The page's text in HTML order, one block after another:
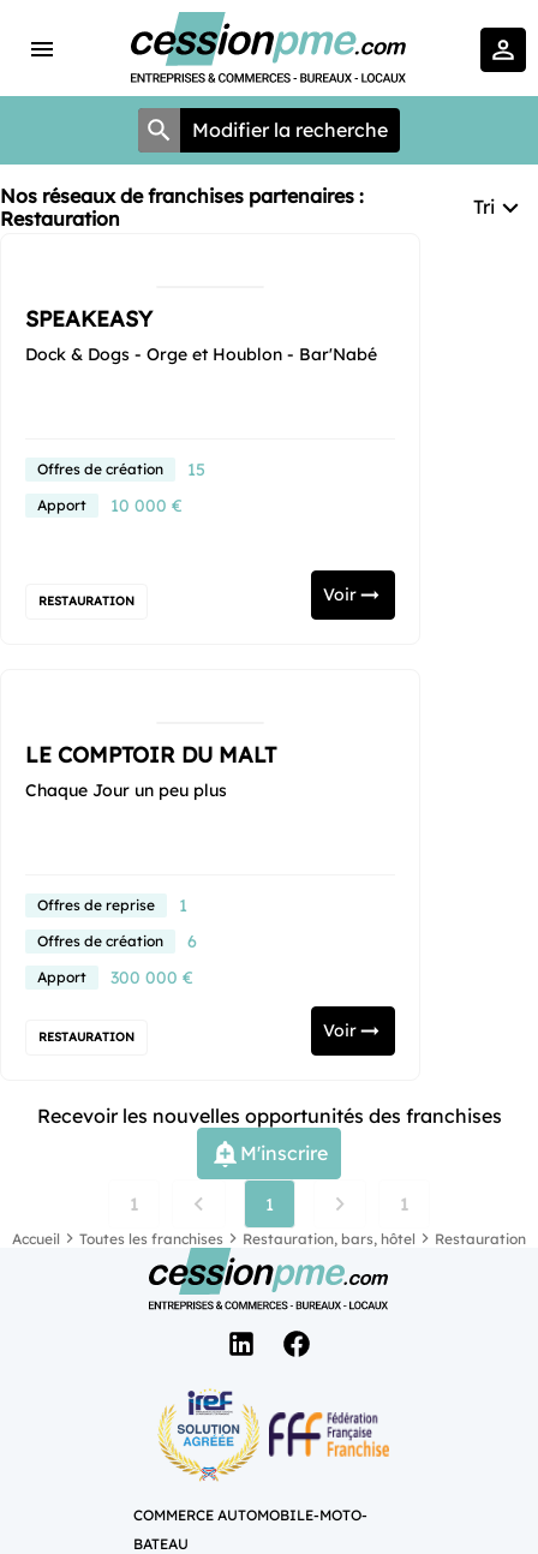
Modifier la recherche
Nos réseaux de franchises partenaires :
Restauration
Tri
Recevoir les nouvelles opportunités des franchises
M'inscrire
SPEAKEASY
Dock & Dogs - Orge et Houblon - Bar'Nabé
Offres de création 15
Apport 10 000 €
RESTAURATION Voir
LE COMPTOIR DU MALT
Chaque Jour un peu plus
Offres de reprise 1
Offres de création 6
Apport 300 000 €
RESTAURATION Voir
1 1 1
Accueil Toutes les franchises Restauration, bars, hôtel Restauration
COMMERCE AUTOMOBILE-MOTO-
BATEAU